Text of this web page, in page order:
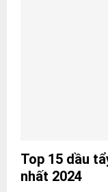
Top 15 dầu
nhất 2024